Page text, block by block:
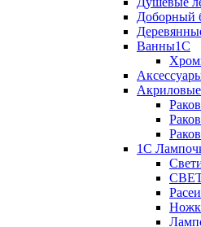
Доборный
Ванны1С
1С